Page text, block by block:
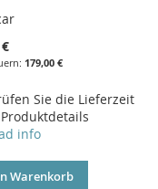
179,00 €
Sie die Lieferzeit
info
Warenkorb